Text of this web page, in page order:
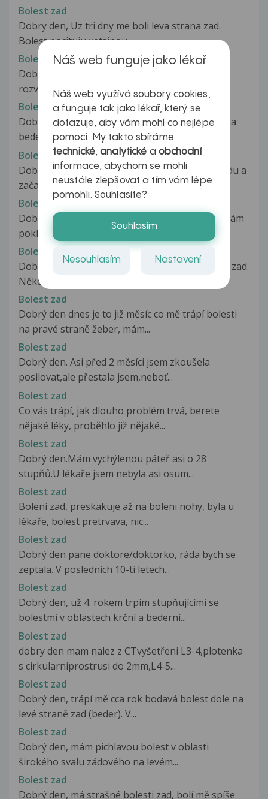
Bolest zad
Dobry den, Uz tri dny me boli leva strana zad.
Bolest pocituju vetsinou...
Bolest zad
Dobry den, mam dotaz. Pred 3 roky jsem se
rozvaděla, zustala jsem sama s dvemi...
Bolest zad
Dobrý den,již delší dobu mám problemy s krční a
bederní páteří.Poslední dobou...
Bolest zad
Dobrý den, včera jsem špatně doskočil ze schodu a
začala intenzivní bolest zad...
Bolest zad
Dobrý den, začala jsem pracovat v obchode, dělám
pokladní. A od tý doby mě hrozně...
Bolest zad
Dobrý den, trápí mě trvalá menší či větší bolest zad.
Někdy až do žaludeční...
Bolest zad
Dobrý den dnes je to již měsíc co mě trápí bolesti
na pravé straně žeber, mám...
Bolest zad
Dobrý den. Asi před 2 měsíci jsem zkoušela
posilovat,ale přestala jsem,neboť...
Bolest zad
Co vás trápí, jak dlouho problém trvá, berete
nějaké léky, proběhlo již nějaké...
Bolest zad
Dobrý den.Mám vychýlenou páteř asi o 28
stupňů.U lékaře jsem nebyla asi osum...
Bolest zad
Bolení zad, preskakuje až na boleni nohy, byla u
lékaře, bolest pretrvava, nic...
Bolest zad
Dobrý den pane doktore/doktorko, ráda bych se
zeptala. V posledních 10-ti letech...
Bolest zad
Dobrý den, už 4. rokem trpím stupňujícími se
bolestmi v oblastech krční a bederní...
Bolest zad
dobry den mam nalez z CTvyšetřeni L3-4,plotenka
s cirkularniprostrusi do 2mm,L4-5...
Bolest zad
Dobrý den, trápí mě cca rok bodavá bolest dole na
levé straně zad (beder). V...
Bolest zad
Dobrý den, mám pichlavou bolest v oblasti
širokého svalu zádového na levém...
Bolest zad
Dobrý den, má strašné bolesti zad, bolí mě spíše
Náš web funguje jako lékař
Náš web využívá soubory cookies,
a funguje tak jako lékař, který se
dotazuje, aby vám mohl co nejlépe
pomoci. My takto sbíráme
technické,analytické a obchodní
informace, abychom se mohli
neustále zlepšovat a tím vám lépe
pomohli. Souhlasíte?
Souhlasím
Nesouhlasím Nastavení